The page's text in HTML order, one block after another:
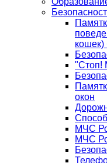
кошек)
"Стоп!
окон
МЧС
МЧС